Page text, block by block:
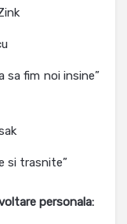
sa fim noi insine”
si trasnite”
personala: